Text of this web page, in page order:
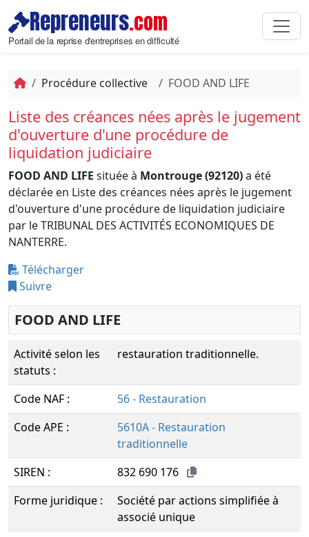
Repreneurs.com
Portail de la reprise d'entreprises en difficulté
Procédure collective FOOD AND LIFE
Liste des créances nées après le jugement
d'ouverture d'une procédure de
liquidation judiciaire
FOOD AND LIFE située à Montrouge (92120)a été
déclarée en Liste des créances nées après le jugement
d'ouverture d'une procédure de liquidation judiciaire
par le TRIBUNAL DES ACTIVITÉS ECONOMIQUES DE
NANTERRE.
Télécharger
Suivre
FOOD AND LIFE
Activité selon les
statuts :
restauration traditionnelle.
Code NAF :
56 - Restauration
Code APE :
5610A - Restauration
traditionnelle
SIREN :
832 690 176
Forme juridique :
Société par actions simplifiée à
associé unique